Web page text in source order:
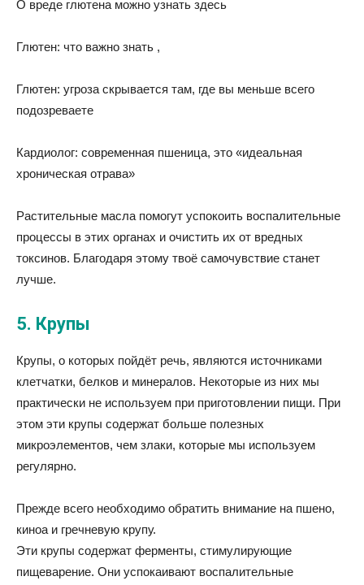
О вреде глютена можно узнать здесь
Глютен: что важно знать ,
Глютен: угроза скрывается там, где вы меньше всего
подозреваете
Кардиолог: современная пшеница, это «идеальная
хроническая отрава»
Растительные масла помогут успокоить воспалительные
процессы в этих органах и очистить их от вредных
токсинов. Благодаря этому твоё самочувствие станет
лучше.
5. Крупы
Крупы, о которых пойдёт речь, являются источниками
клетчатки, белков и минералов. Некоторые из них мы
практически не используем при приготовлении пищи. При
этом эти крупы содержат больше полезных
микроэлементов, чем злаки, которые мы используем
регулярно.
Прежде всего необходимо обратить внимание на пшено,
киноа и гречневую крупу.
Эти крупы содержат ферменты, стимулирующие
пищеварение. Они успокаивают воспалительные